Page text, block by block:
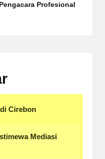
Profesional